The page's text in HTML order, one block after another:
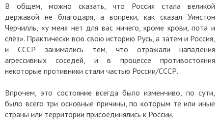
В общем, можно сказать, что Россия стала великой
державой не благодаря, а вопреки, как сказал Уинстон
Черчилль, «у меня нет для вас ничего, кроме крови, пота и
слёз». Практически всю свою историю Русь, а затем и Россия,
и СССР занимались тем, что отражали нападения
агрессивных соседей, и в процессе противостояния
некоторые противники стали частью России/СССР.
Впрочем, это состояние всегда было изменчиво, по сути,
было всего три основные причины, по которым те или иные
страны или территории присоединялись к России.